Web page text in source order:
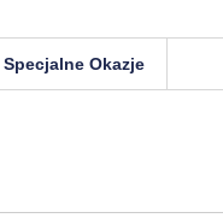
Specjalne Okazje